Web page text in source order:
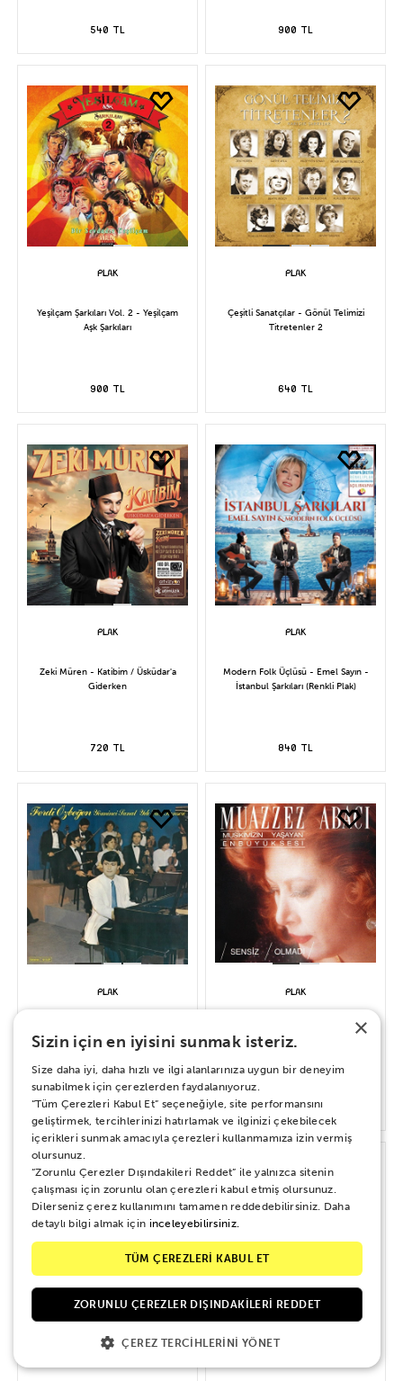
540 TL 900 TL
Yeşilçam Şarkıları Vol. 2 - Yeşilçam
Aşk Şarkıları
900 TL
Çeşitli Sanatçılar - Gönül Telimizi
Titretenler 2
640 TL
Zeki Müren - Katibim / Üsküdar'a
Giderken
720 TL
Modern Folk Üçlüsü - Emel Sayın -
İstanbul Şarkıları (Renkli Plak)
840 TL
Şan Konseri
1.400 TL
Muazzez Abacı-Sensiz Olmadı
560 TL
×
Sizin için en iyisini sunmak isteriz.
Size daha iyi, daha hızlı ve ilgi alanlarınıza uygun bir deneyim
sunabilmek için çerezlerden faydalanıyoruz.
“Tüm Çerezleri Kabul Et” seçeneğiyle, site performansını
geliştirmek, tercihlerinizi hatırlamak ve ilginizi çekebilecek
içerikleri sunmak amacıyla çerezleri kullanmamıza izin vermiş
olursunuz.
“Zorunlu Çerezler Dışındakileri Reddet” ile yalnızca sitenin
çalışması için zorunlu olan çerezleri kabul etmiş olursunuz.
Dilerseniz çerez kullanımını tamamen reddedebilirsiniz. Daha
detaylı bilgi almak için inceleyebilirsiniz.
TÜM ÇEREZLERİ KABUL ET
ZORUNLU ÇEREZLER DIŞINDAKILERI REDDET
ÇEREZ TERCIHLERINI YÖNET